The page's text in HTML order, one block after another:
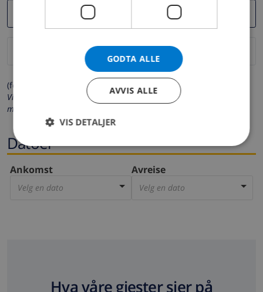
(felter merket med * må fylles ut)
Vi respekterer ditt personvern. Dine personalia vil aldri bli delt
med andre.
Datoer
Ankomst
Velg en dato
Avreise
Velg en dato
Hva våre gjester sier på
GODTA ALLE
AVVIS ALLE
VIS DETALJER